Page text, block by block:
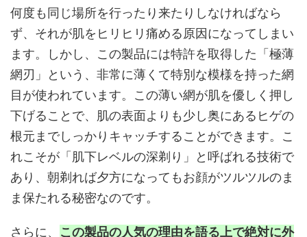
何度も同じ場所を行ったり来たりしなければなら
ず、それが肌をヒリヒリ痛める原因になってしまい
ます。しかし、この製品には特許を取得した「極薄
網刃」という、非常に薄くて特別な模様を持った網
目が使われています。この薄い網が肌を優しく押し
下げることで、肌の表面よりも少し奥にあるヒゲの
根元までしっかりキャッチすることができます。こ
れこそが「肌下レベルの深剃り」と呼ばれる技術で
あり、朝剃れば夕方になってもお顔がツルツルのま
ま保たれる秘密なのです。
さらに、 この製品の人気の理由を語る上で絶対に外